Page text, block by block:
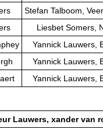
Stefan Talboom,
Liesbet Somers,
Yannick Lauwers,
Yannick Lauwers,
Yannick Lauwers,
Lauwers, xander van